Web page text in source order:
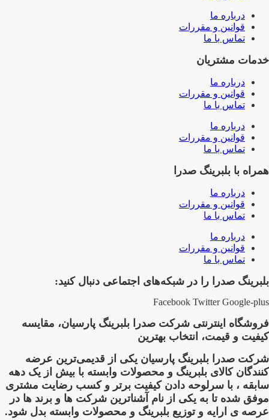
درباره ما
قوانین و مقررات
تماس با ما
خدمات مشتریان
درباره ما
قوانین و مقررات
تماس با ما
درباره ما
قوانین و مقررات
تماس با ما
همراه با بلبرینگ صدرا
درباره ما
قوانین و مقررات
تماس با ما
درباره ما
قوانین و مقررات
تماس با ما
بلبرینگ صدرا را در شبکه‌های اجتماعی دنبال کنید:
Facebook Twitter Google-plus
فروشگاه اینترنتی شرکت صدرا بلبرینگ پارسیان، مقایسه
کیفیت و قیمت، انتخاب بهترین
شرکت صدرا بلبرینگ پارسیان یکی از قدیمی‌ترین عرضه
کنندگان کالای بلبرینگ و محصولات وابسته با بیش از یک دهه
سابقه ، با سرلوحه دادن کیفیت برتر و کسب رضایت مشتری
موفق شده تا به یکی از نام آشناترین شرکت ها و برند ها در
عرصه ی ارایه و توزیع بلبرینگ و محصولات وابسته بدل شود.